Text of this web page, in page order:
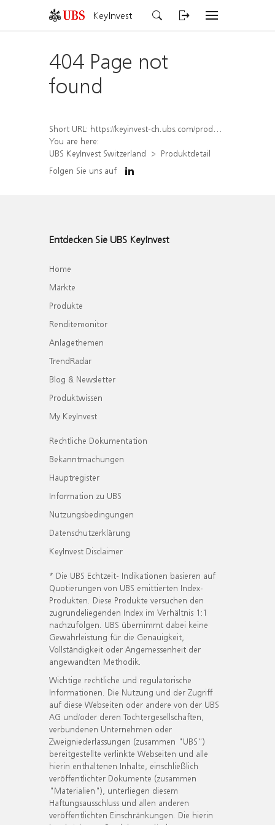
KeyInvest
404 Page not
found
Short URL: https://keyinvest-ch.ubs.com/produkt/detail/index/isin/CH1580426349
You are here:
UBS KeyInvest Switzerland
Produktdetail
Folgen Sie uns auf
Entdecken Sie UBS KeyInvest
Home
Märkte
Produkte
Renditemonitor
Anlagethemen
TrendRadar
Blog & Newsletter
Produktwissen
My KeyInvest
Rechtliche Dokumentation
Bekanntmachungen
Hauptregister
Information zu UBS
Nutzungsbedingungen
Datenschutzerklärung
KeyInvest Disclaimer
* Die UBS Echtzeit- Indikationen basieren auf
Quotierungen von UBS emittierten Index-
Produkten. Diese Produkte versuchen den
zugrundeliegenden Index im Verhältnis 1:1
nachzufolgen. UBS übernimmt dabei keine
Gewährleistung für die Genauigkeit,
Vollständigkeit oder Angemessenheit der
angewandten Methodik.
Wichtige rechtliche und regulatorische
Informationen. Die Nutzung und der Zugriff
auf diese Webseiten oder andere von der UBS
AG und/oder deren Tochtergesellschaften,
verbundenen Unternehmen oder
Zweigniederlassungen (zusammen "UBS")
bereitgestellte verlinkte Webseiten und alle
hierin enthaltenen Inhalte, einschließlich
veröffentlichter Dokumente (zusammen
"Materialien"), unterliegen diesem
Haftungsausschluss und allen anderen
veröffentlichten Einschränkungen. Die hierin